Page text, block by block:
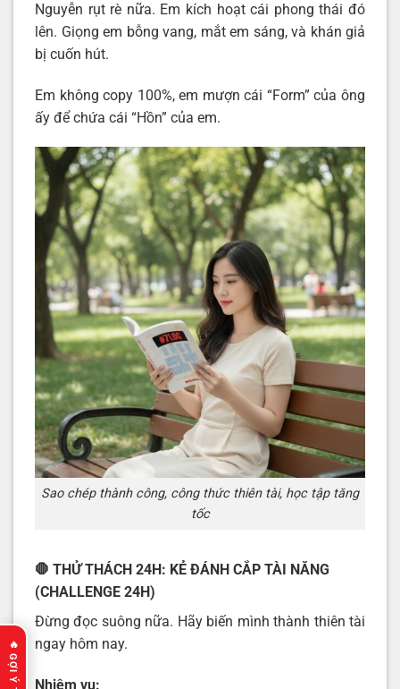
Nguyễn rụt rè nữa. Em kích hoạt cái phong thái đó
lên. Giọng em bỗng vang, mắt em sáng, và khán giả
bị cuốn hút.
Em không copy 100%, em mượn cái “Form” của ông
ấy để chứa cái “Hồn” của em.
Sao chép thành công, công thức thiên tài, học tập tăng
tốc
🛑 THỬ THÁCH 24H: KẺ ĐÁNH CẮP TÀI NĂNG
(CHALLENGE 24H)
Đừng đọc suông nữa. Hãy biến mình thành thiên tài
ngay hôm nay.
Nhiệm vụ: